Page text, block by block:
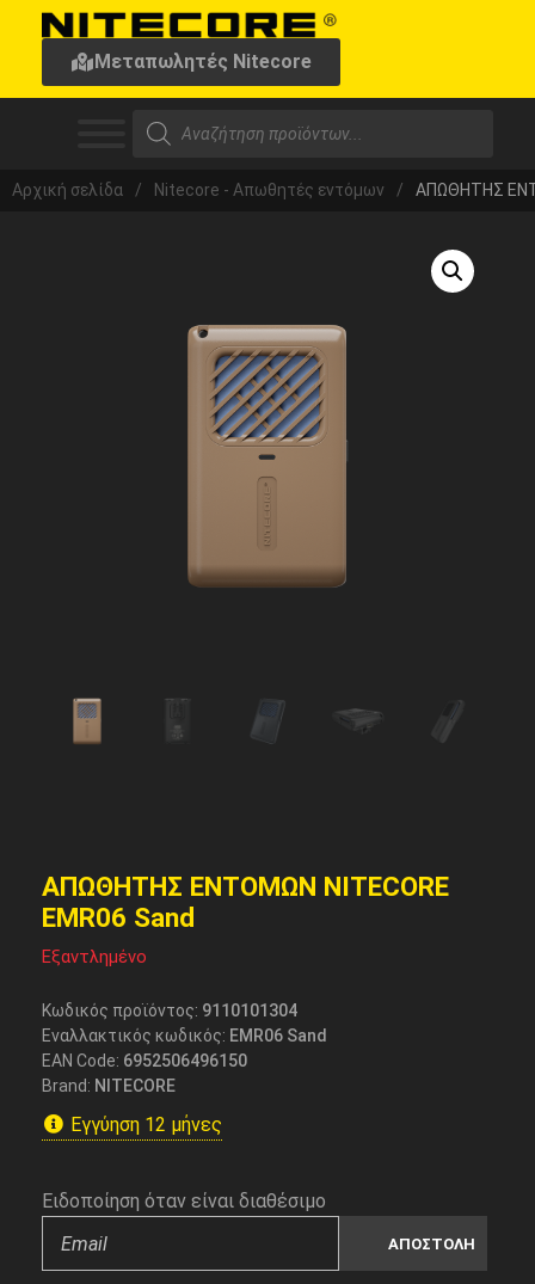
Μεταπωλητές Nitecore
Αρχική σελίδα / Nitecore - Απωθητές εντόμων / ΑΠΩΘΗΤΗΣ
ΑΠΩΘΗΤΗΣ ΕΝΤΟΜΩΝ NITECORE
EMR06 Sand
Εξαντλημένο
Κωδικός προϊόντος: 9110101304
Εναλλακτικός κωδικός: EMR06 Sand
EAN Code: 6952506496150
Brand: NITECORE
Εγγύηση 12 μήνες
Ειδοποίηση όταν είναι διαθέσιμο